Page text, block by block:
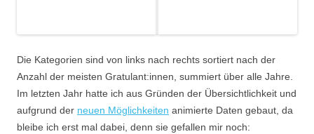
Die Kategorien sind von links nach rechts sortiert nach der
Anzahl der meisten Gratulant:innen, summiert über alle Jahre.
Im letzten Jahr hatte ich aus Gründen der Übersichtlichkeit und
aufgrund der neuen Möglichkeiten animierte Daten gebaut, da
bleibe ich erst mal dabei, denn sie gefallen mir noch: